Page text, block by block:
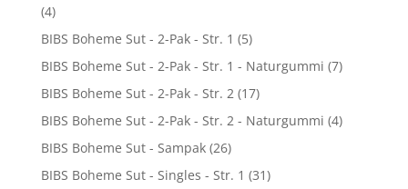
(4)
BIBS Boheme Sut - 2-Pak - Str. 1 (5)
BIBS Boheme Sut - 2-Pak - Str. 1 - Naturgummi (7)
BIBS Boheme Sut - 2-Pak - Str. 2 (17)
BIBS Boheme Sut - 2-Pak - Str. 2 - Naturgummi (4)
BIBS Boheme Sut - Sampak (26)
BIBS Boheme Sut - Singles - Str. 1 (31)